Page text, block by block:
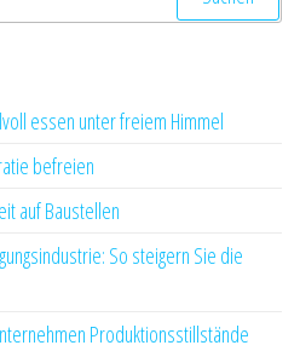
essen unter freiem Himmel
befreien
auf Baustellen
So steigern Sie die
Produktionsstillstände